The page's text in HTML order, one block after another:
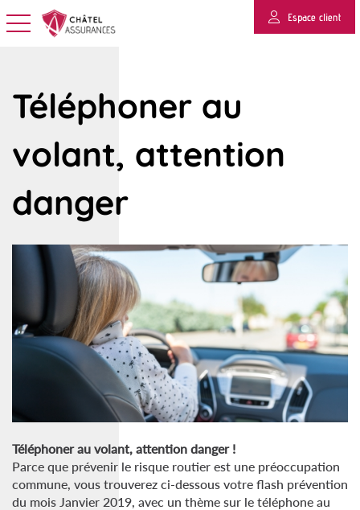
Espace client
Basculer la navigation
Téléphoner au
volant, attention
danger
Téléphoner au volant, attention danger !
Parce que prévenir le risque routier est une préoccupation
commune, vous trouverez ci-dessous votre flash prévention
du mois Janvier 2019, avec un thème sur le téléphone au